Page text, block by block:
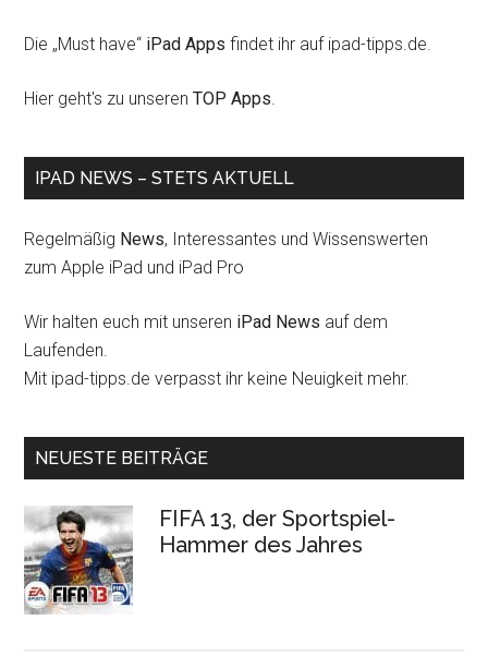
Die „Must have“ iPad Apps findet ihr auf ipad-tipps.de.
Hier geht's zu unserenTOP Apps.
IPAD NEWS – STETS AKTUELL
Regelmäßig News, Interessantes und Wissenswerten
zum Apple iPad und iPad Pro
Wir halten euch mit unseren iPad News auf dem
Laufenden.
Mit ipad-tipps.de verpasst ihr keine Neuigkeit mehr.
NEUESTE BEITRÄGE
FIFA 13, der Sportspiel-
Hammer des Jahres